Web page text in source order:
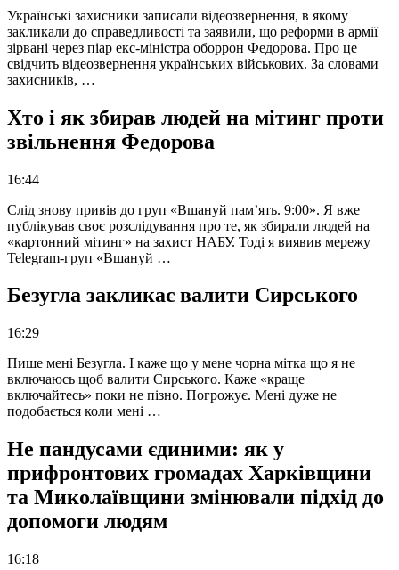
Українські захисники записали відеозвернення, в якому
закликали до справедливості та заявили, що реформи в армії
зірвані через піар екс-міністра оборрон Федорова. Про це
свідчить відеозвернення українських військових. За словами
захисників, …
Хто і як збирав людей на мітинг проти
звільнення Федорова
16:44
Слід знову привів до груп «Вшануй пам’ять. 9:00». Я вже
публікував своє розслідування про те, як збирали людей на
«картонний мітинг» на захист НАБУ. Тоді я виявив мережу
Telegram-груп «Вшануй …
Безугла закликає валити Сирського
16:29
Пише мені Безугла. І каже що у мене чорна мітка що я не
включаюсь щоб валити Сирського. Каже «краще
включайтесь» поки не пізно. Погрожує. Мені дуже не
подобається коли мені …
Не пандусами єдиними: як у
прифронтових громадах Харківщини
та Миколаївщини змінювали підхід до
допомоги людям
16:18